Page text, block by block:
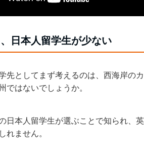
日本人留学生が少ない
先としてまず考えるのは、西海岸の
ではないでしょうか。
日本人留学生が選ぶことで知られ、
れません。